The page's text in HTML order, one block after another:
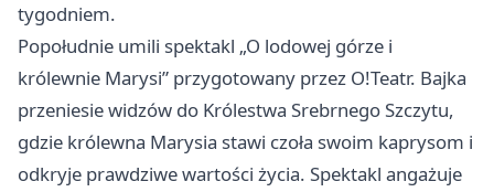
tygodniem.
Popołudnie umili spektakl „O lodowej górze i
królewnie Marysi” przygotowany przez O!Teatr. Bajka
przeniesie widzów do Królestwa Srebrnego Szczytu,
gdzie królewna Marysia stawi czoła swoim kaprysom i
odkryje prawdziwe wartości życia. Spektakl angażuje